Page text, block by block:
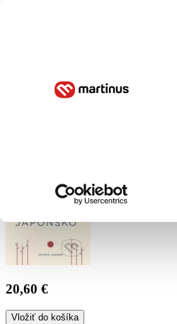
20,60 €
Vložiť do košíka